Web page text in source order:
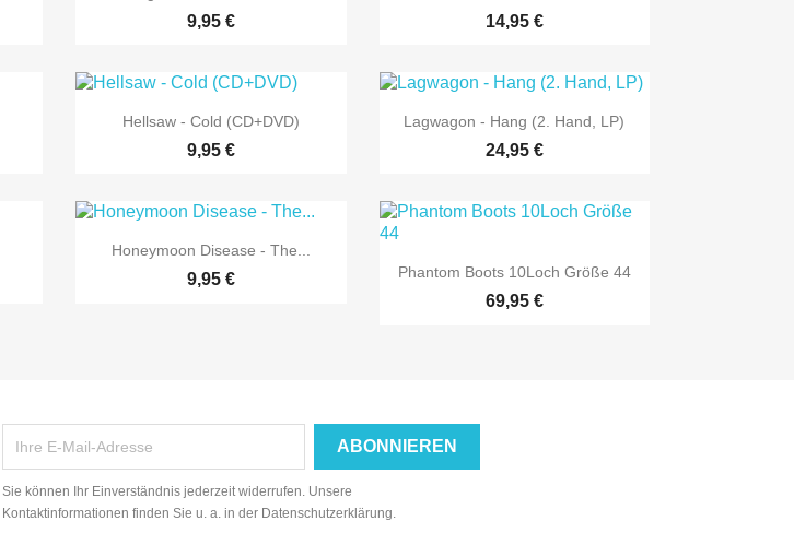
9,95 € 14,95 €
 Vorschau
Hellsaw - Cold (CD+DVD)
9,95 €
 Vorschau
Lagwagon - Hang (2. Hand, LP)
24,95 €
 Vorschau
Honeymoon Disease - The...
9,95 €  Vorschau
Phantom Boots 10Loch Größe 44
69,95 €
Sie können Ihr Einverständnis jederzeit widerrufen. Unsere
Kontaktinformationen finden Sie u. a. in der Datenschutzerklärung.